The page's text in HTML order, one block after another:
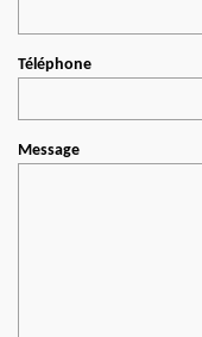
Téléphone
Message